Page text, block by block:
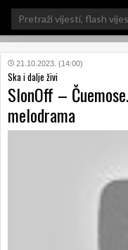
Search
for:
21.10.2023. (14:00)
Ska i dalje živi
SlonOff –
melodrama